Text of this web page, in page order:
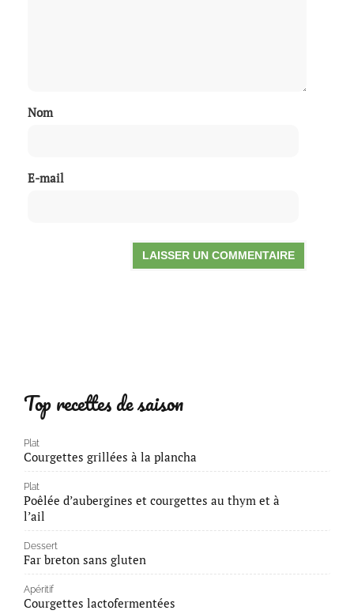
Nom
E-mail
Top recettes de saison
Plat
Courgettes grillées à la plancha
Plat
Poêlée d’aubergines et courgettes au thym et à
l’ail
Dessert
Far breton sans gluten
Apéritif
Courgettes lactofermentées